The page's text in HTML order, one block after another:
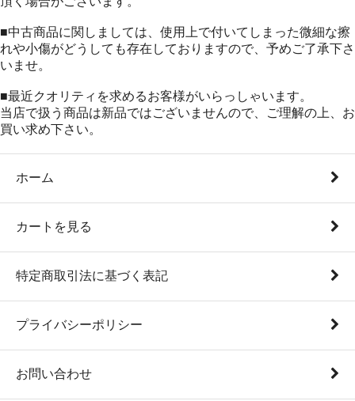
■中古商品に関しましては、使用上で付いてしまった微細な擦
れや小傷がどうしても存在しておりますので、予めご了承下さ
いませ。
■最近クオリティを求めるお客様がいらっしゃいます。
当店で扱う商品は新品ではございませんので、ご理解の上、お
買い求め下さい。
ホーム
カートを見る
特定商取引法に基づく表記
プライバシーポリシー
お問い合わせ